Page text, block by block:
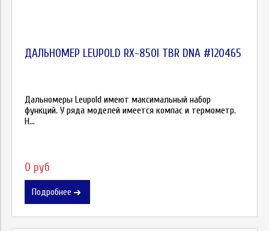
ДАЛЬНОМЕР LEUPOLD RX-850I TBR DNA #120465
Дальномеры Leupold имеют максимальный набор
функций. У ряда моделей имеется компас и термометр.
Н...
0 руб
Подробнее